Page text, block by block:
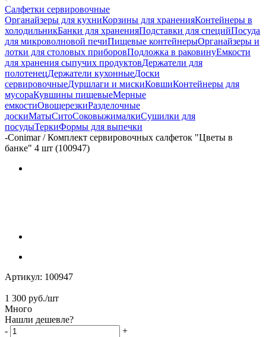
Салфетки сервировочные
Органайзеры для кухниКорзины для храненияКонтейнеры в
холодильникБанки для храненияПодставки для специйПосуда
для микроволновой печиПищевые контейнерыОрганайзеры и
лотки для столовых приборовПодложка в раковинуЕмкости
для хранения сыпучих продуктовДержатели для
полотенецДержатели кухонныеДоски
сервировочныеДуршлаги и мискиКовшиКонтейнеры для
мусораКувшины пищевыеМерные
емкостиОвощерезкиРазделочные
доскиМатыСитоСоковыжималкиСушилки для
посудыТеркиФормы для выпечки
-Conimar / Комплект сервировочных салфеток "Цветы в
банке" 4 шт (100947)
Артикул: 100947
1 300 руб./шт
Много
Нашли дешевле?
-
+